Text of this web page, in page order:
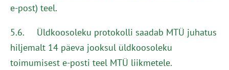
e-post) teel.
5.6. Üldkoosoleku protokolli saadab MTÜ juhatus
hiljemalt 14 päeva jooksul üldkoosoleku
toimumisest e-posti teel MTÜ liikmetele.